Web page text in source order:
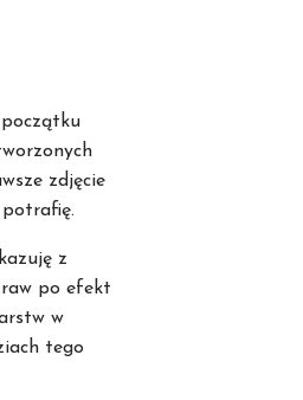
zdjęcie
z
raw po efekt
w
tego